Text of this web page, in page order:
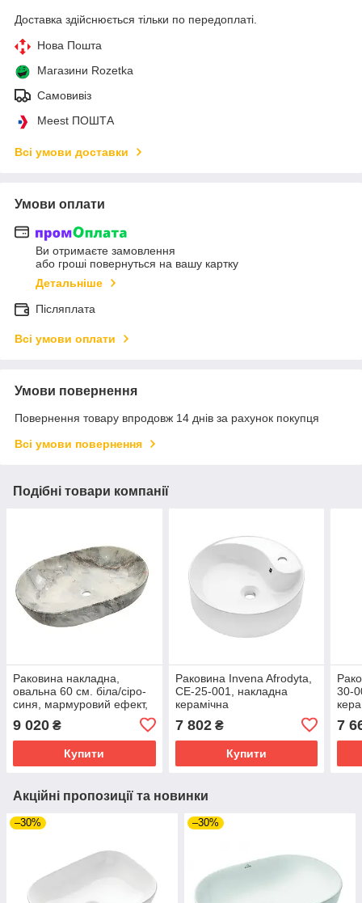
Доставка здійснюється тільки по передоплаті.
Нова Пошта
Магазини Rozetka
Самовивіз
Meest ПОШТА
Всі умови доставки
Умови оплати
Ви отримаєте замовлення
або гроші повернуться на вашу картку
Детальніше
Післяплата
Всі умови оплати
Умови повернення
Повернення товару впродовж 14 днів за рахунок покупця
Всі умови повернення
Подібні товари компанії
Раковина накладна,
овальна 60 см. біла/сіро-
синя, мармуровий ефект,
9 020 ₴
Купити
Раковина Invena Afrodyta,
CE-25-001, накладна
керамічна
7 802₴
Купити
30-
7
Акційні пропозиції та новинки
–30% –30%